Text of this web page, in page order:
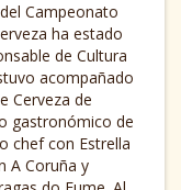
Campeonato
ha estado
de Cultura
acompañado
Cerveza de
gastronómico de
chef con Estrella
A Coruña y